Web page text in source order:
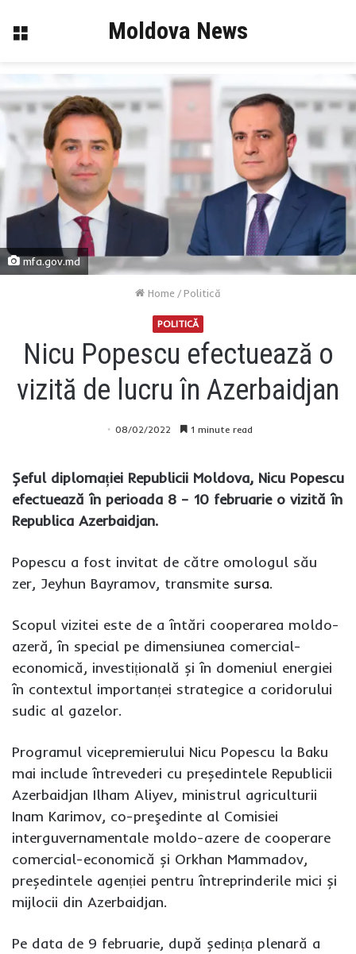
Menu Moldova News
mfa.gov.md
Home /Politică
POLITICĂ
Nicu Popescu efectuează o
vizită de lucru în Azerbaidjan
08/02/2022 1 minute read
Șeful diplomației Republicii Moldova, Nicu Popescu
efectuează în perioada 8 – 10 februarie o vizită în
Republica Azerbaidjan.
Popescu a fost invitat de către omologul său
zer, Jeyhun Bayramov, transmite sursa.
Scopul vizitei este de a întări cooperarea moldo-
azeră, în special pe dimensiunea comercial-
economică, investițională și în domeniul energiei
în contextul importanței strategice a coridorului
sudic al gazelor.
Programul vicepremierului Nicu Popescu la Baku
mai include întrevederi cu președintele Republicii
Azerbaidjan Ilham Aliyev, ministrul agriculturii
Inam Karimov, co-preşedinte al Comisiei
interguvernamentale moldo-azere de cooperare
comercial-economică și Orkhan Mammadov,
președintele agenției pentru întreprinderile mici și
mijlocii din Azerbaidjan.
Pe data de 9 februarie, după ședința plenară a